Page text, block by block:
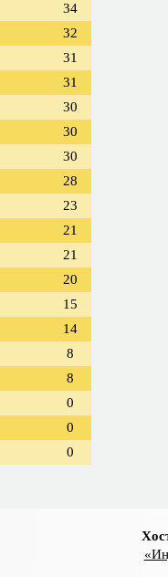
34
32
31
31
30
30
30
28
23
21
21
20
15
14
8
8
0
0
0